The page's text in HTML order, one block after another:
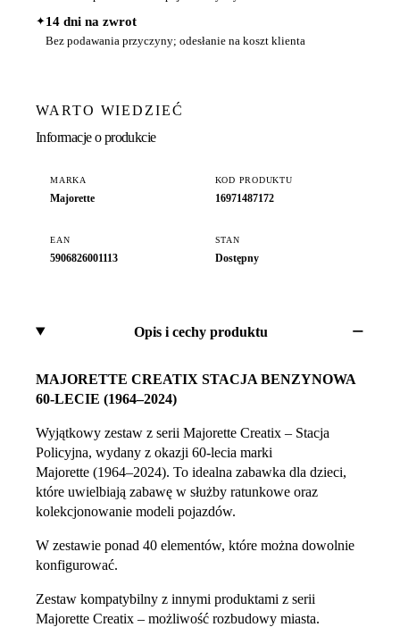
✦14 dni na zwrot
Bez podawania przyczyny; odesłanie na koszt klienta
WARTO WIEDZIEĆ
Informacje o produkcie
MARKA
Majorette
KOD PRODUKTU
16971487172
EAN
5906826001113
STAN
Dostępny
Opis i cechy produktu
MAJORETTE CREATIX STACJA BENZYNOWA
60-LECIE (1964–2024)
Wyjątkowy zestaw z serii Majorette Creatix – Stacja
Policyjna, wydany z okazji 60-lecia marki
Majorette (1964–2024). To idealna zabawka dla dzieci,
które uwielbiają zabawę w służby ratunkowe oraz
kolekcjonowanie modeli pojazdów.
W zestawie ponad 40 elementów, które można dowolnie
konfigurować.
Zestaw kompatybilny z innymi produktami z serii
Majorette Creatix – możliwość rozbudowy miasta.